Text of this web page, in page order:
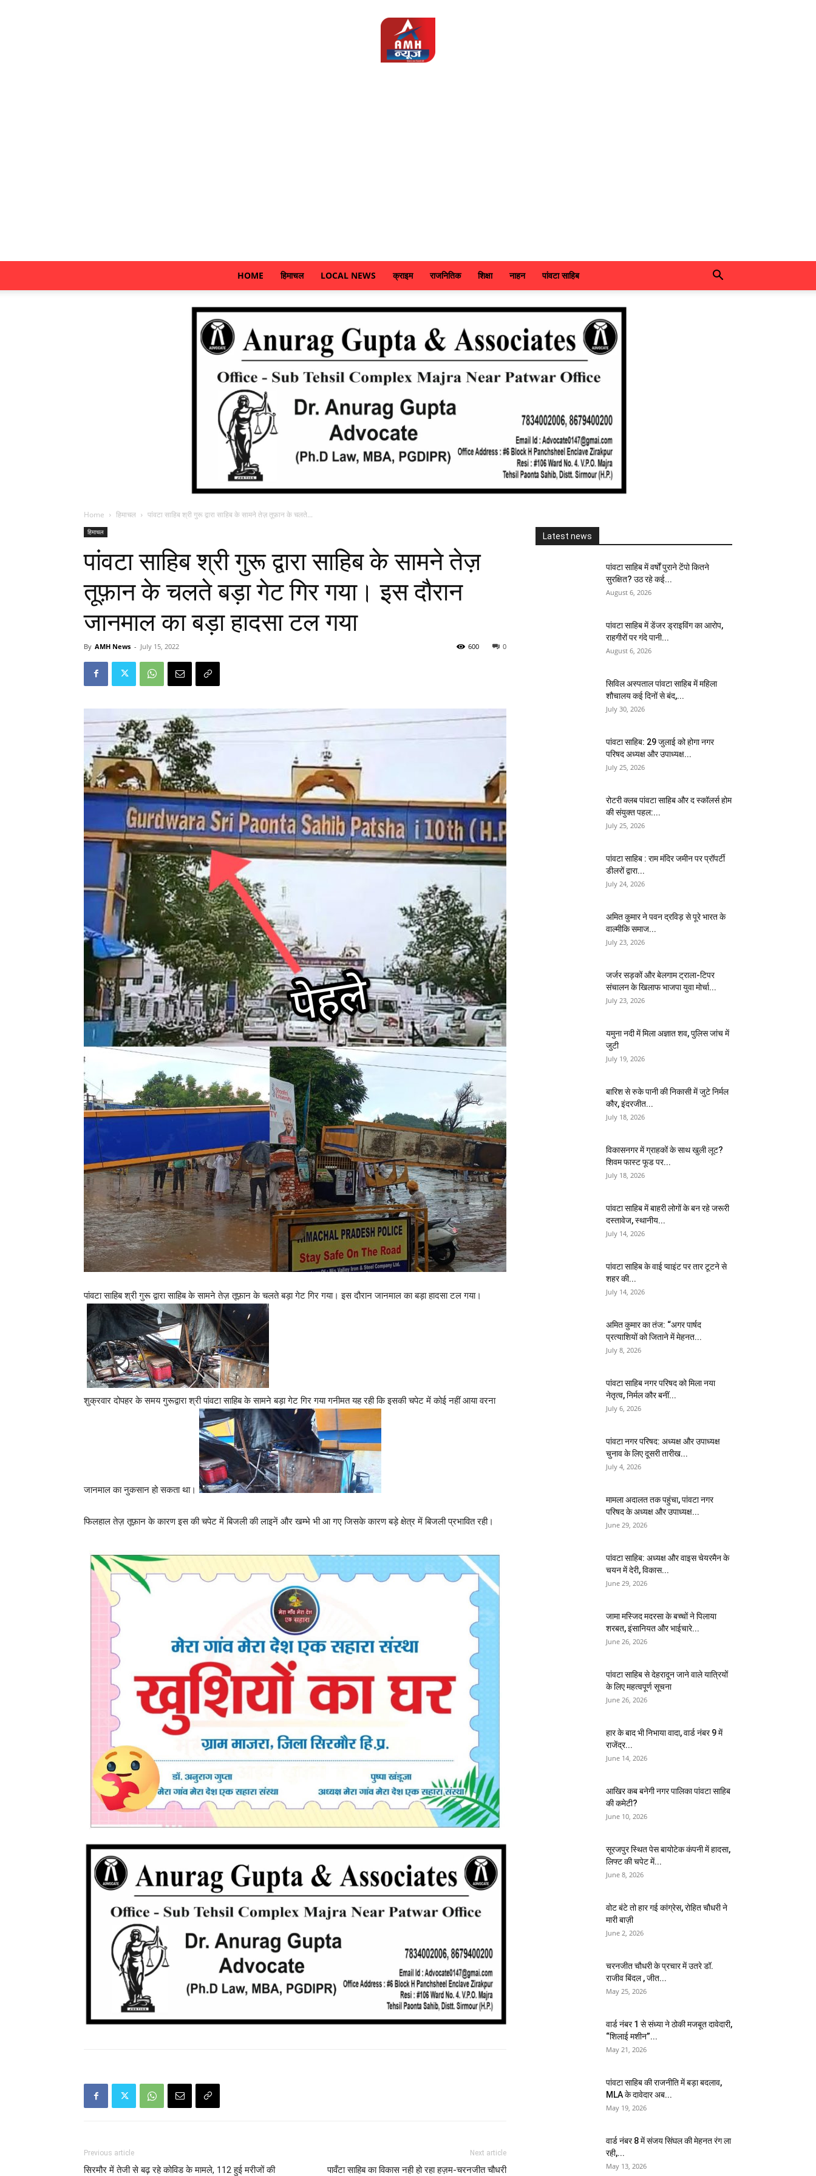
HOME हिमाचल LOCAL NEWS क्राइम राजनितिक शिक्षा नाहन पांवटा साहिब
Home हिमाचल पांवटा साहिब श्री गुरू द्वारा साहिब के सामने तेज़ तूफ़ान के चलते...
हिमाचल
पांवटा साहिब श्री गुरू द्वारा साहिब के सामने तेज़
तूफ़ान के चलते बड़ा गेट गिर गया। इस दौरान
जानमाल का बड़ा हादसा टल गया
By AMH News - July 15, 2022 0
600
पांवटा साहिब श्री गुरू द्वारा साहिब के सामने तेज़ तूफ़ान के चलते बड़ा गेट गिर गया। इस दौरान जानमाल का बड़ा हादसा टल गया।
शुक्रवार दोपहर के समय गुरूद्वारा श्री पांवटा साहिब के सामने बड़ा गेट गिर गया गनीमत यह रही कि इसकी चपेट में कोई नहीं आया वरना
जानमाल का नुकसान हो सकता था।
फिलहाल तेज़ तूफ़ान के कारण इस की चपेट में बिजली की लाइनें और खम्भे भी आ गए जिसके कारण बड़े क्षेत्र में बिजली प्रभावित रही।
Previous article
सिरमौर में तेजी से बढ़ रहे कोविड के मामले, 112 हुई मरीजों की
Next article
पावँटा साहिब का विकास नही हो रहा हज़म-चरनजीत चौधरी
Latest news
पांवटा साहिब में वर्षों पुराने टेंपो कितने
सुरक्षित? उठ रहे कई...
August 6, 2026
पांवटा साहिब में डेंजर ड्राइविंग का आरोप,
राहगीरों पर गंदे पानी...
August 6, 2026
सिविल अस्पताल पांवटा साहिब में महिला
शौचालय कई दिनों से बंद,...
July 30, 2026
पांवटा साहिब: 29 जुलाई को होगा नगर
परिषद अध्यक्ष और उपाध्यक्ष...
July 25, 2026
​रोटरी क्लब पांवटा साहिब और द स्कॉलर्स होम
की संयुक्त पहल:...
July 25, 2026
पांवटा साहिब : राम मंदिर जमीन पर प्रॉपर्टी
डीलरों द्वारा...
July 24, 2026
अमित कुमार ने पवन द्रविड़ से पूरे भारत के
वाल्मीकि समाज...
July 23, 2026
जर्जर सड़कों और बेलगाम ट्राला-टिपर
संचालन के खिलाफ भाजपा युवा मोर्चा...
July 23, 2026
यमुना नदी में मिला अज्ञात शव, पुलिस जांच में
जुटी
July 19, 2026
बारिश से रुके पानी की निकासी में जुटे निर्मल
कौर, इंदरजीत...
July 18, 2026
विकासनगर में ग्राहकों के साथ खुली लूट?
शिवम फास्ट फूड पर...
July 18, 2026
पांवटा साहिब में बाहरी लोगों के बन रहे जरूरी
दस्तावेज, स्थानीय...
July 14, 2026
पांवटा साहिब के वाई प्वाइंट पर तार टूटने से
शहर की...
July 14, 2026
अमित कुमार का तंज: “अगर पार्षद
प्रत्याशियों को जिताने में मेहनत...
July 8, 2026
पांवटा साहिब नगर परिषद को मिला नया
नेतृत्व, निर्मल कौर बनीं...
July 6, 2026
पांवटा नगर परिषद: अध्यक्ष और उपाध्यक्ष
चुनाव के लिए दूसरी तारीख...
July 4, 2026
मामला अदालत तक पहुंचा, पांवटा नगर
परिषद के अध्यक्ष और उपाध्यक्ष...
June 29, 2026
पांवटा साहिब: अध्यक्ष और वाइस चेयरमैन के
चयन में देरी, विकास...
June 29, 2026
जामा मस्जिद मदरसा के बच्चों ने पिलाया
शरबत, इंसानियत और भाईचारे...
June 26, 2026
पांवटा साहिब से देहरादून जाने वाले यात्रियों
के लिए महत्वपूर्ण सूचना
June 26, 2026
हार के बाद भी निभाया वादा, वार्ड नंबर 9 में
राजेंद्र...
June 14, 2026
आखिर कब बनेगी नगर पालिका पांवटा साहिब
की कमेटी?
June 10, 2026
सूरजपुर स्थित पेस बायोटेक कंपनी में हादसा,
लिफ्ट की चपेट में...
June 8, 2026
वोट बंटे तो हार गई कांग्रेस, रोहित चौधरी ने
मारी बाज़ी
June 2, 2026
चरनजीत चौधरी के प्रचार में उतरे डॉ.
राजीव बिंदल , जीत...
May 25, 2026
वार्ड नंबर 1 से संध्या ने ठोकी मजबूत दावेदारी,
“शिलाई मशीन”...
May 21, 2026
पांवटा साहिब की राजनीति में बड़ा बदलाव,
MLA के दावेदार अब...
May 19, 2026
वार्ड नंबर 8 में संजय सिंघल की मेहनत रंग ला
रही,...
May 13, 2026